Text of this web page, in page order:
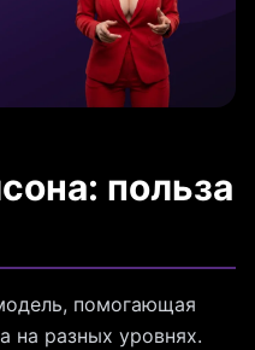
польза
помогающая
на разных уровнях.